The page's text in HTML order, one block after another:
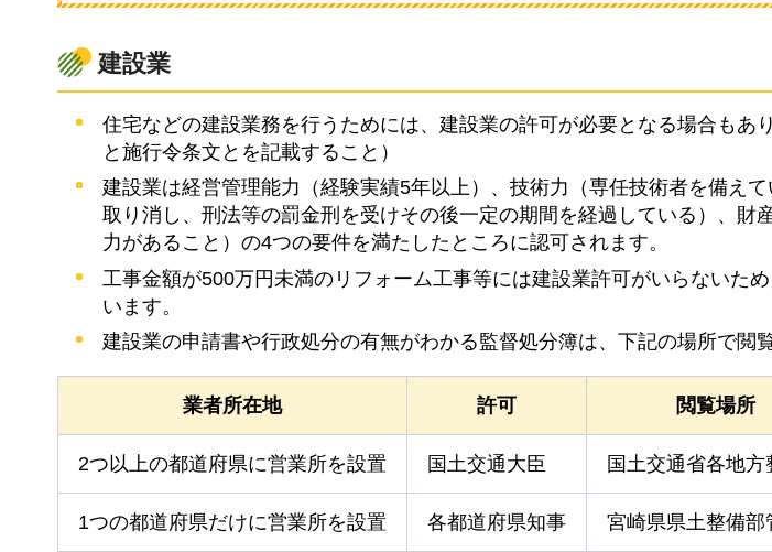
建設業
住宅などの建設業務を行うためには、建設業の許可が必要となる場合もあ
と施行令条文とを記載すること）
建設業は経営管理能力（経験実績5年以上）、技術力（専任技術者を備え
取り消し、刑法等の罰金刑を受けその後一定の期間を経過している）、財
力があること）の4つの要件を満たしたところに認可されます。
工事金額が500万円未満のリフォーム工事等には建設業許可がいらないた
います。
建設業の申請書や行政処分の有無がわかる監督処分簿は、下記の場所で閲
業者所在地 許可 閲覧場所
2つ以上の都道府県に営業所を設置 国土交通大臣 国土交通省各地方
1つの都道府県だけに営業所を設置 各都道府県知事 宮崎県県土整備部